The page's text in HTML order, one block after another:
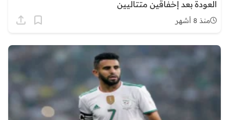
العودة بعد إخفاقين متتاليين
منذ 8 أشهر